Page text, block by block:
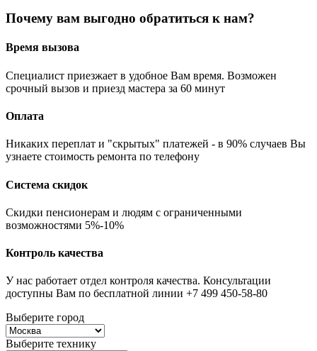
Почему вам выгодно обратиться к нам?
Время вызова
Специалист приезжает в удобное Вам время. Возможен
срочный вызов и приезд мастера за 60 минут
Оплата
Никаких переплат и "скрытых" платежей - в 90% случаев Вы
узнаете стоимость ремонта по телефону
Система скидок
Скидки пенсионерам и людям с ограниченными
возможностями 5%-10%
Контроль качества
У нас работает отдел контроля качества. Консультации
доступны Вам по бесплатной линии +7 499 450-58-80
Выберите город
Выберите технику